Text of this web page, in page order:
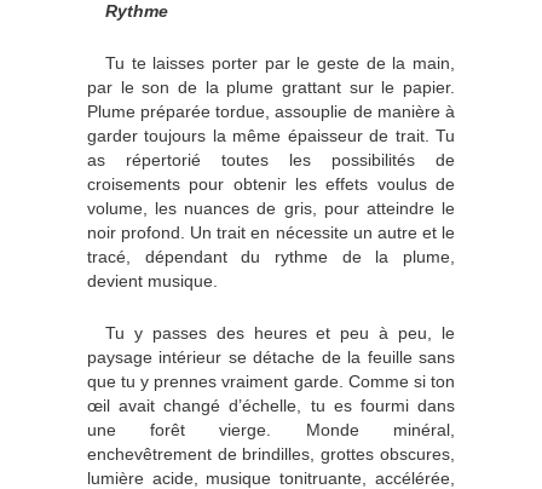
Rythme
Tu te laisses porter par le geste de la main,
par le son de la plume grattant sur le papier.
Plume préparée tordue, assouplie de manière à
garder toujours la même épaisseur de trait. Tu
as répertorié toutes les possibilités de
croisements pour obtenir les effets voulus de
volume, les nuances de gris, pour atteindre le
noir profond. Un trait en nécessite un autre et le
tracé, dépendant du rythme de la plume,
devient musique.
Tu y passes des heures et peu à peu, le
paysage intérieur se détache de la feuille sans
que tu y prennes vraiment garde. Comme si ton
œil avait changé d’échelle, tu es fourmi dans
une forêt vierge. Monde minéral,
enchevêtrement de brindilles, grottes obscures,
lumière acide, musique tonitruante, accélérée,